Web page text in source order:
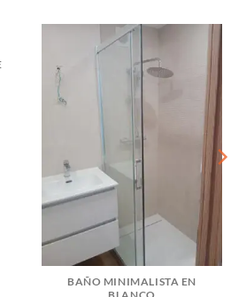
BAÑO MINIMALISTA EN